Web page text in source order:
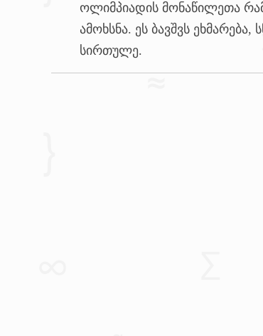
ოლიმპიადის მონაწილეთა
ამოხსნა. ეს ბავშვს
სირთულე.